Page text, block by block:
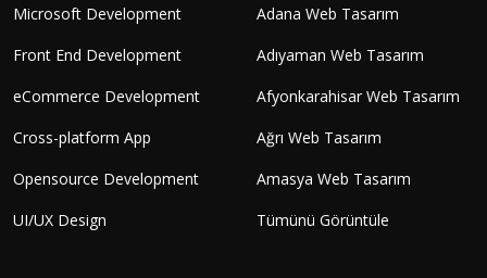
Microsoft Development
Front End Development
eCommerce Development
Cross-platform App
Opensource Development
UI/UX Design
Adana Web Tasarım
Adıyaman Web Tasarım
Afyonkarahisar Web Tasarım
Ağrı Web Tasarım
Amasya Web Tasarım
Tümünü Görüntüle